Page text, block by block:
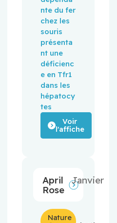
nte du fer
chez les
souris
présenta
nt une
déficienc
e en Tfr1
dans les
hépatocy
tes
Voir
l'affiche
April
Rose
Janvier
Nature